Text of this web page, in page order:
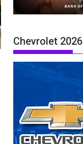
Chevrolet 2026